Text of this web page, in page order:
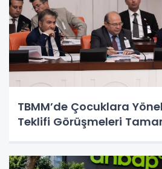
TBMM’de Çocuklara
Teklifi Görüşmeleri